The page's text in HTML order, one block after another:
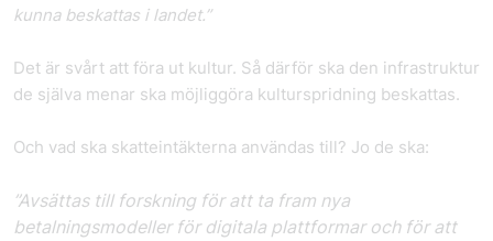
kunna beskattas i landet.”
Det är svårt att föra ut kultur. Så därför ska den infrastruktur
de själva menar ska möjliggöra kulturspridning beskattas.
Och vad ska skatteintäkterna användas till? Jo de ska:
”Avsättas till forskning för att ta fram nya
betalningsmodeller för digitala plattformar och för att